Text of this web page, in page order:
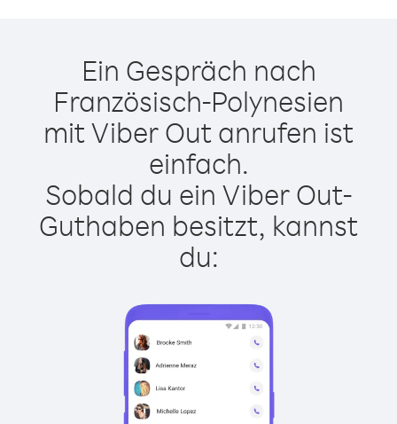
Ein Gespräch nach
Französisch-Polynesien
mit Viber Out anrufen ist
einfach.
Sobald du ein Viber Out-
Guthaben besitzt, kannst
du: